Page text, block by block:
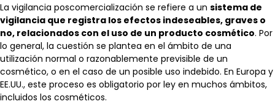
La vigilancia poscomercialización se refiere a un sistema de
vigilancia que registra los efectos indeseables, graves o
no, relacionados con el uso de un producto cosmético. Por
lo general, la cuestión se plantea en el ámbito de una
utilización normal o razonablemente previsible de un
cosmético, o en el caso de un posible uso indebido. En Europa y
EE.UU., este proceso es obligatorio por ley en muchos ámbitos,
incluidos los cosméticos.